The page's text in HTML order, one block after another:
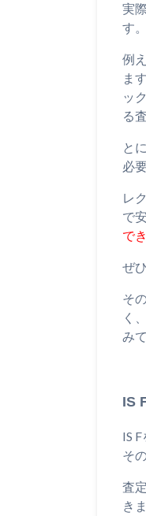
実
す。
例
ま
ッ
る
と
必
レ
で
で
ぜ
そ
く
み
IS
IS
そ
査
き